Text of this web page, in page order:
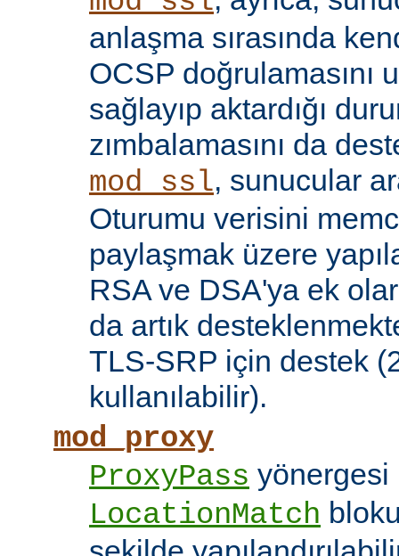
anlaşma sırasında
OCSP doğrulamasını
sağlayıp aktardığı
zımbalamasını da
mod_ssl, sunucular
Oturumu verisini
paylaşmak üzere
RSA ve DSA'ya ek
da artık
TLS-SRP için destek
kullanılabilir).
mod_proxy
ProxyPass
LocationMatch